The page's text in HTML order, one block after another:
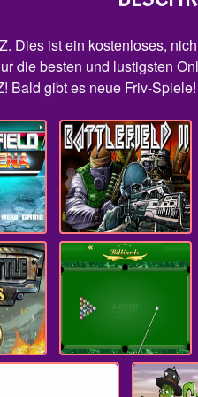
Dies ist ein kostenloses,
die besten und lustigsten
Bald gibt es neue Friv-Spiele!